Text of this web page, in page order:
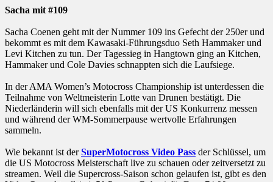
Sacha mit #109
Sacha Coenen geht mit der Nummer 109 ins Gefecht der 250er und
bekommt es mit dem Kawasaki-Führungsduo Seth Hammaker und
Levi Kitchen zu tun. Der Tagessieg in Hangtown ging an Kitchen,
Hammaker und Cole Davies schnappten sich die Laufsiege.
In der AMA Women’s Motocross Championship ist unterdessen die
Teilnahme von Weltmeisterin Lotte van Drunen bestätigt. Die
Niederländerin will sich ebenfalls mit der US Konkurrenz messen
und während der WM-Sommerpause wertvolle Erfahrungen
sammeln.
Wie bekannt ist derSuperMotocross Video Pass der Schlüssel, um
die US Motocross Meisterschaft live zu schauen oder zeitversetzt zu
streamen. Weil die Supercross-Saison schon gelaufen ist, gibt es den